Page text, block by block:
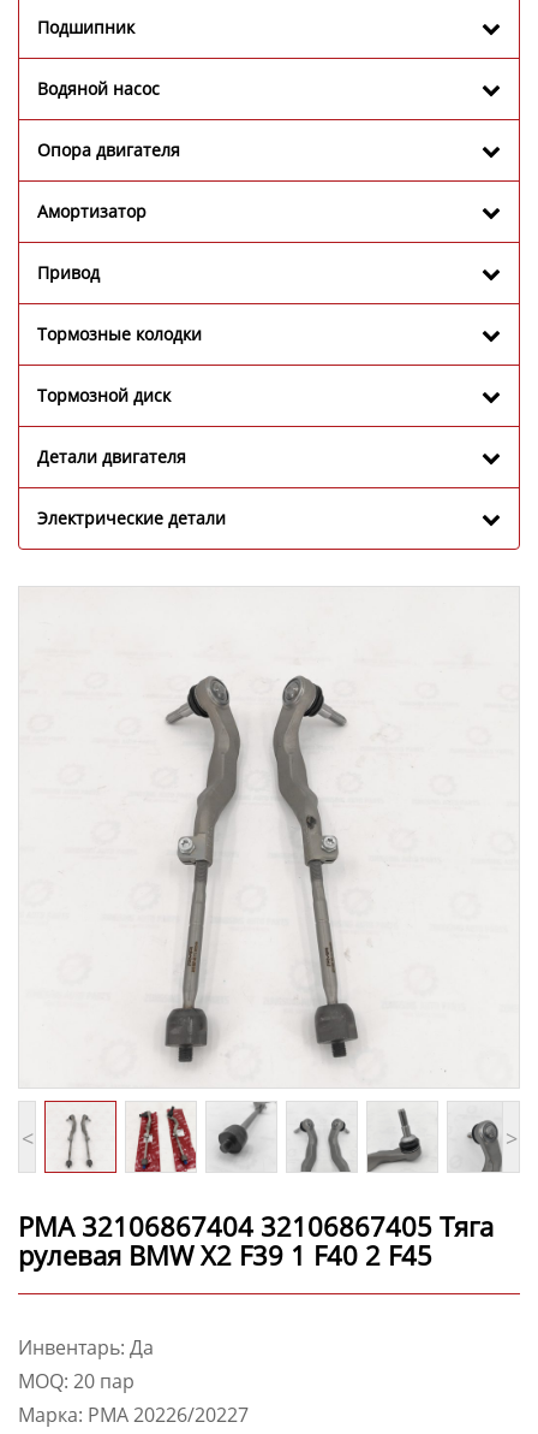
Подшипник
Водяной насос
Опора двигателя
Амортизатор
Привод
Тормозные колодки
Тормозной диск
Детали двигателя
Электрические детали
< >
PMA 32106867404 32106867405 Тяга
рулевая BMW X2 F39 1 F40 2 F45
Инвентарь: Да
MOQ: 20 пар
Марка: PMA 20226/20227